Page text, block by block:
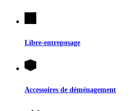
Libre-entreposage
Accessoires de déménagement